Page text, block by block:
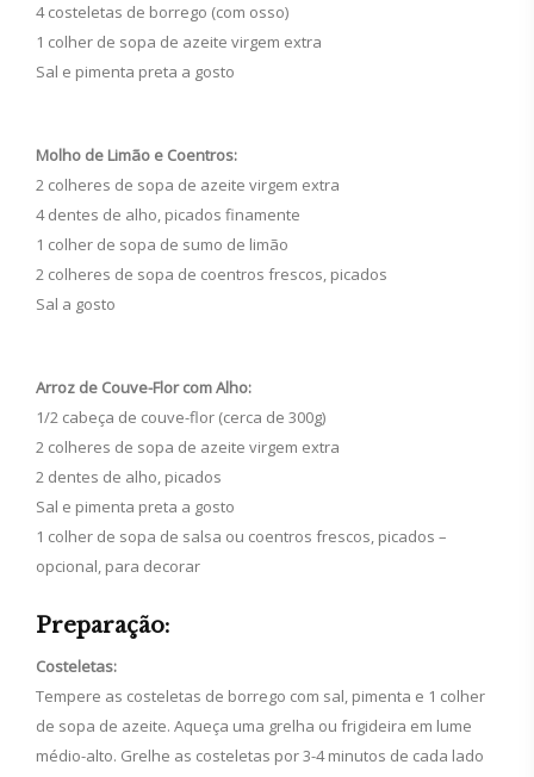
4 costeletas de borrego (com osso)
1 colher de sopa de azeite virgem extra
Sal e pimenta preta a gosto
Molho de Limão e Coentros:
2 colheres de sopa de azeite virgem extra
4 dentes de alho, picados finamente
1 colher de sopa de sumo de limão
2 colheres de sopa de coentros frescos, picados
Sal a gosto
Arroz de Couve-Flor com Alho:
1/2 cabeça de couve-flor (cerca de 300g)
2 colheres de sopa de azeite virgem extra
2 dentes de alho, picados
Sal e pimenta preta a gosto
1 colher de sopa de salsa ou coentros frescos, picados –
opcional, para decorar
Preparação:
Costeletas:
Tempere as costeletas de borrego com sal, pimenta e 1 colher
de sopa de azeite. Aqueça uma grelha ou frigideira em lume
médio-alto. Grelhe as costeletas por 3-4 minutos de cada lado